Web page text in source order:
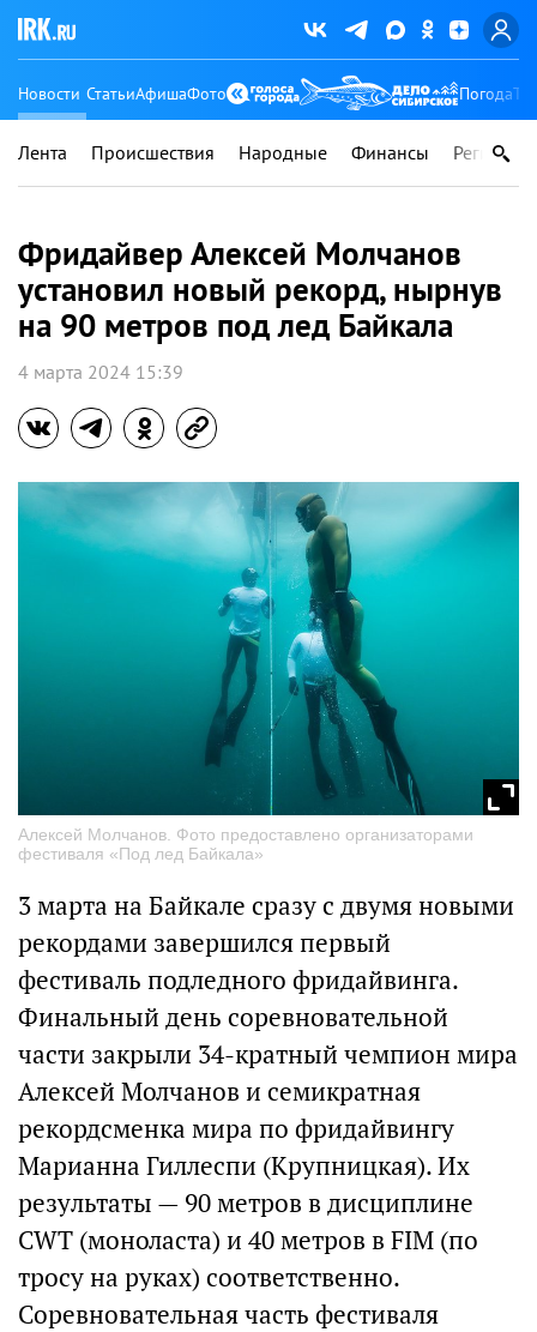
Новости СтатьиАфишаФото Погода
Лента Происшествия Народные Финансы Регионы
Фридайвер Алексей Молчанов
установил новый рекорд, нырнув
на 90 метров под лед Байкала
4 марта 2024 15:39
Алексей Молчанов. Фото предоставлено организаторами
фестиваля «Под лед Байкала»
3 марта на Байкале сразу с двумя новыми
рекордами завершился первый
фестиваль подледного фридайвинга.
Финальный день соревновательной
части закрыли 34-кратный чемпион мира
Алексей Молчанов и семикратная
рекордсменка мира по фридайвингу
Марианна Гиллеспи (Крупницкая). Их
результаты — 90 метров в дисциплине
CWT (моноласта) и 40 метров в FIM (по
тросу на руках) соответственно.
Соревновательная часть фестиваля